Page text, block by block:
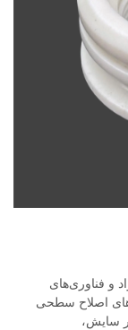
و فناوری‌های
اصلاح سطحی
سایش،